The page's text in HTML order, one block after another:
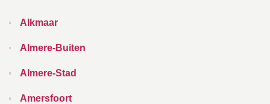
Alkmaar
Almere-Buiten
Almere-Stad
Amersfoort